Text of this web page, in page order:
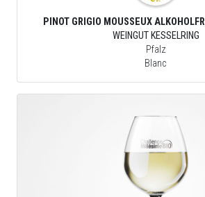
PINOT GRIGIO MOUSSEUX
WEINGUT KESSELRING
Pfalz
Blanc